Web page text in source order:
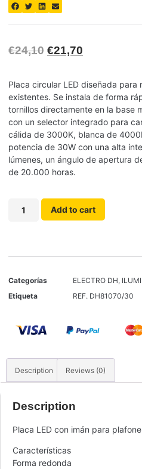
€24,10 €21,70
Placa circular LED diseñada
existentes. Se instala de forma
tornillos directamente en la base
con un selector integrado para
cálida de 3000K, blanca de
potencia de 30W con una alta
lúmenes, un ángulo de apertura
de 20.000 horas.
Add to cart
Categorías ELECTRO DH,
Etiqueta
REF. DH81070/30
Description Reviews (0)
Description
Placa LED con imán para
Características
Forma redonda